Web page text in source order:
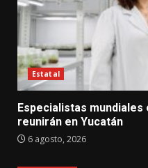
Estatal
Especialistas
reunirán en Yucatán
6 agosto, 2026